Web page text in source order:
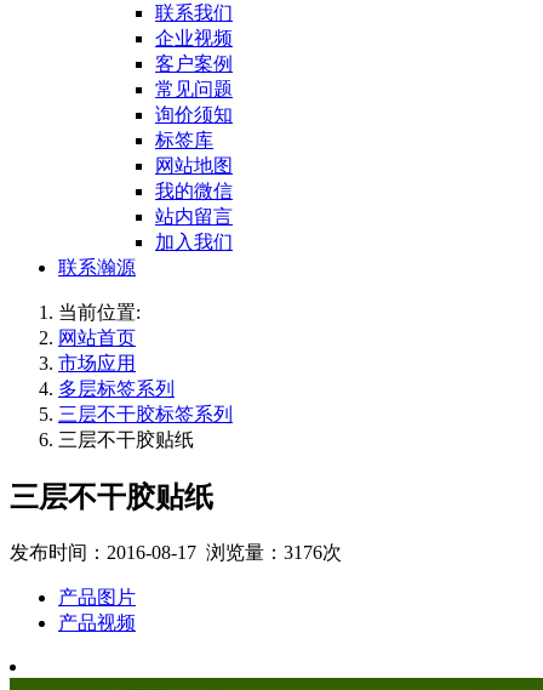
联系我们
企业视频
客户案例
常见问题
询价须知
标签库
网站地图
我的微信
站内留言
加入我们
联系瀚源
当前位置:
网站首页
市场应用
多层标签系列
三层不干胶标签系列
三层不干胶贴纸
三层不干胶贴纸
发布时间：2016-08-17 浏览量：3176次
产品图片
产品视频